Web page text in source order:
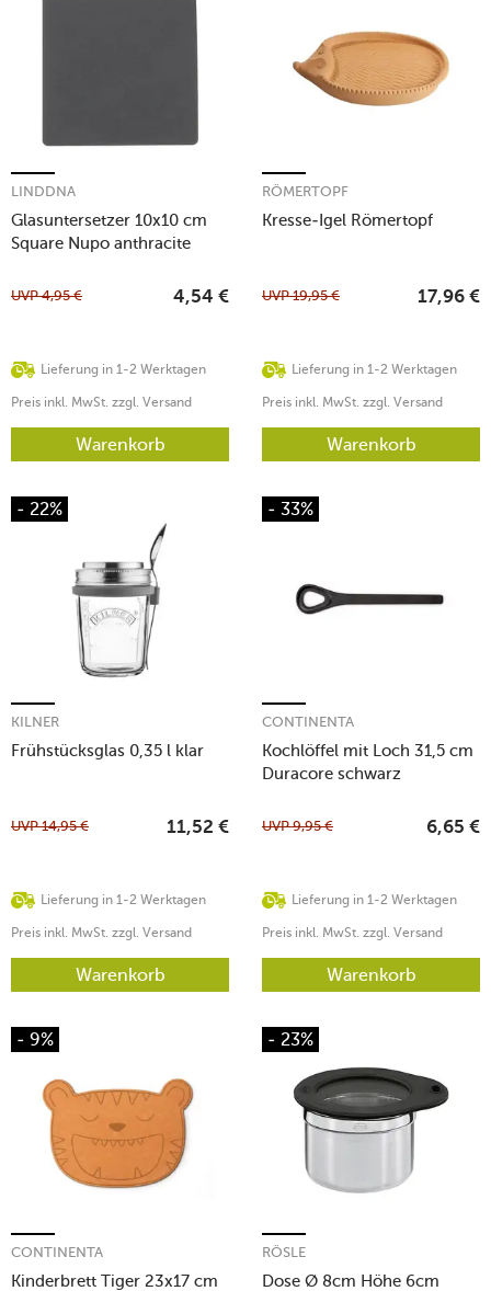
Glasuntersetzer 10x10 cm
Square Nupo anthracite
LINDDNA
Lieferung in 1-2 Werktagen
UVP4,95 € 4,54 €
Preis inkl. MwSt. zzgl. Versand
Warenkorb
Kresse-Igel Römertopf
RÖMERTOPF
Lieferung in 1-2 Werktagen
UVP19,95 € 17,96 €
Preis inkl. MwSt. zzgl. Versand
Warenkorb
- 22%
Frühstücksglas 0,35 l klar
KILNER
Lieferung in 1-2 Werktagen
UVP14,95 € 11,52 €
Preis inkl. MwSt. zzgl. Versand
Warenkorb
- 33%
Kochlöffel mit Loch 31,5 cm
Duracore schwarz
CONTINENTA
Lieferung in 1-2 Werktagen
UVP9,95 € 6,65 €
Preis inkl. MwSt. zzgl. Versand
Warenkorb
- 9%
Kinderbrett Tiger 23x17 cm
CONTINENTA
- 23%
Dose Ø 8cm Höhe 6cm
RÖSLE